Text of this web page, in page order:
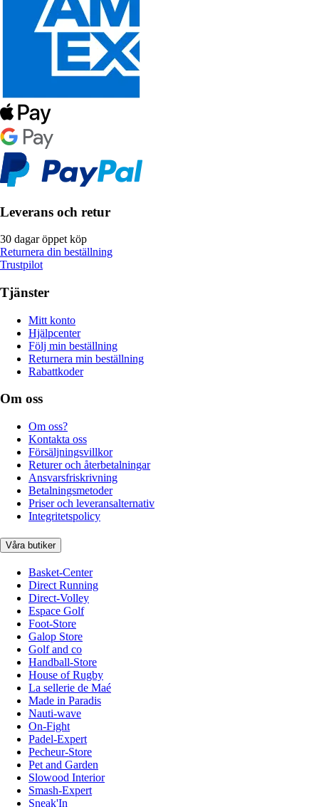
Leverans och retur
30 dagar öppet köp
Returnera din beställning
Trustpilot
Tjänster
Mitt konto
Hjälpcenter
Följ min beställning
Returnera min beställning
Rabattkoder
Om oss
Om oss?
Kontakta oss
Försäljningsvillkor
Returer och återbetalningar
Ansvarsfriskrivning
Betalningsmetoder
Priser och leveransalternativ
Integritetspolicy
Våra butiker
Basket-Center
Direct Running
Direct-Volley
Espace Golf
Foot-Store
Galop Store
Golf and co
Handball-Store
House of Rugby
La sellerie de Maé
Made in Paradis
Nauti-wave
On-Fight
Padel-Expert
Pecheur-Store
Pet and Garden
Slowood Interior
Smash-Expert
Sneak'In